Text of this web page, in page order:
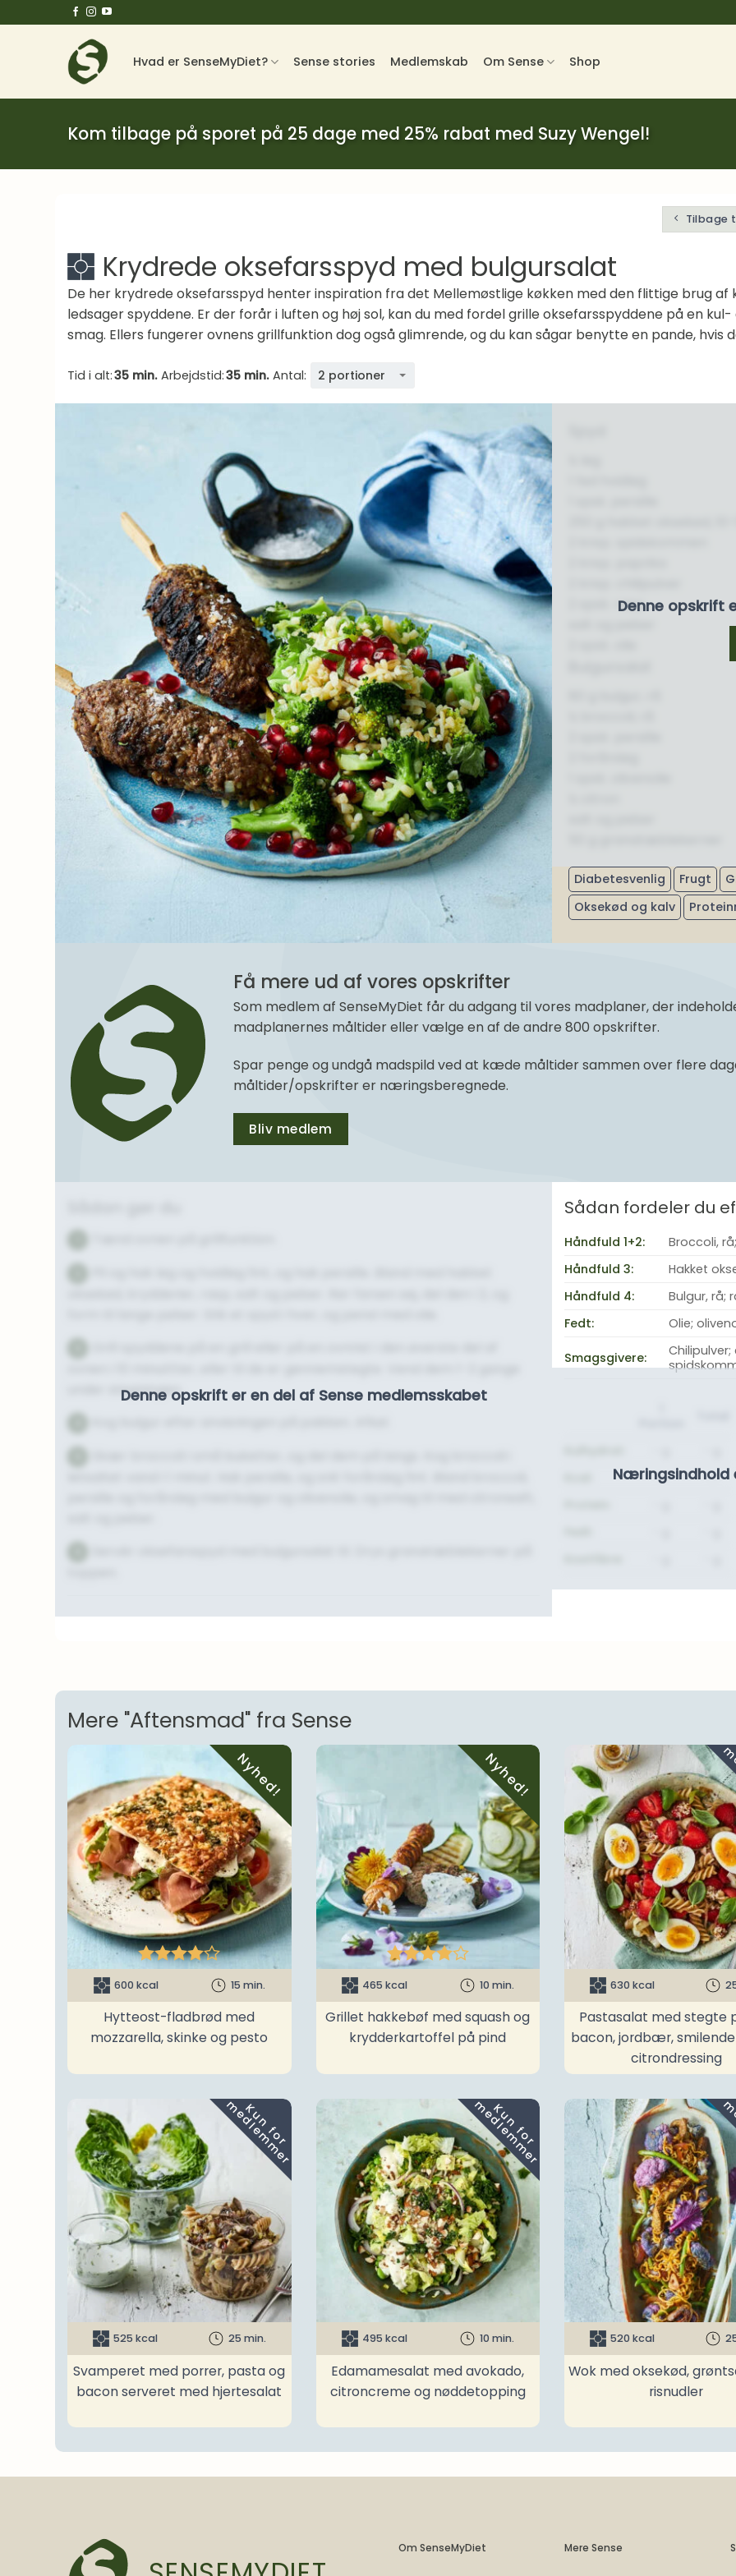
til
Hvad er SenseMyDiet? Sense stories Medlemskab Om Sense Shop
Kom tilbage på sporet på 25 dage med 25% rabat med Suzy Wengel!
Tilbage
Krydrede oksefarsspyd med bulgursalat
De her krydrede oksefarsspyd henter inspiration fra det Mellemøstlige køkken med den flittige brug
ledsager spyddene. Er der forår i luften og høj sol, kan du med fordel grille oksefarsspyddene på en
smag. Ellers fungerer ovnens grillfunktion dog også glimrende, og du kan sågar benytte en pande,
Tid i alt:35 min. Arbejdstid:35 min. Antal: 2 portioner
Denne opskrift
2 spsk. rasp
Diabetesvenlig Frugt
Oksekød og kalv
Få mere ud af vores opskrifter
Som medlem af SenseMyDiet får du adgang til vores madplaner, der
madplanernes måltider eller vælge en af de andre 800 opskrifter.
Spar penge og undgå madspild ved at kæde måltider sammen over flere
måltider/opskrifter er næringsberegnede.
Bliv medlem
Denne opskrift er en del af Sense medlemsskabet
under stegningen.
Sådan fordeler du
Håndfuld 1+2:
Broccoli,
Håndfuld 3:
Hakket
Håndfuld 4:
Bulgur, rå;
Fedt:
Olie;
Smagsgivere:
Næringsindhold
-
-
Mere "Aftensmad" fra Sense
Nyhed!

600 kcal 15 min.
Hytteost-fladbrød med
mozzarella, skinke og pesto
Nyhed!

465 kcal 10 min.
Grillet hakkebøf med squash og
krydderkartoffel på pind
630 kcal
Pastasalat med stegte
bacon, jordbær,
citrondressing
K
u
n
f
o
r
m
e
d
l
e
m
m
e
r
525 kcal 25 min.
Svamperet med porrer, pasta og
bacon serveret med hjertesalat
K
u
n
f
o
r
m
e
d
l
e
m
m
e
r
495 kcal 10 min.
Edamamesalat med avokado,
citroncreme og nøddetopping
520 kcal
Wok med oksekød,
risnudler
Om SenseMyDiet Mere Sense